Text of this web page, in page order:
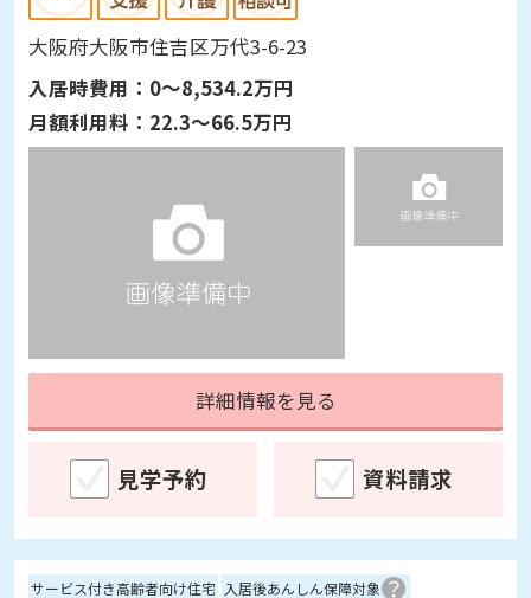
大阪府大阪市住吉区万代3-6-23
入居時費用： 0～8,534.2万円
月額利用料： 22.3～66.5万円
詳細情報を見る
見学予約 資料請求
サービス付き高齢者向け住宅 入居後あんしん保障対象